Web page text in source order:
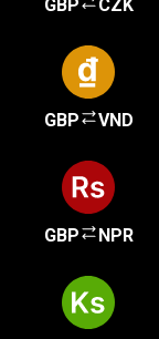
GBP CZK
GBP VND
GBP NPR